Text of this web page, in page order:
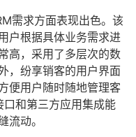
需求方面表现出色。该
户根据具体业务需求进
高，采用了多层次的数
，纷享销客的用户界面
便用户随时随地管理客
和第三方应用集成能
流动。